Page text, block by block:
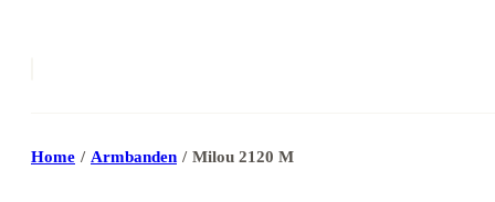
Home / Armbanden / Milou 2120 M